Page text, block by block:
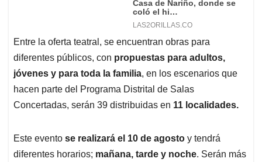
Entre la oferta teatral, se encuentran obras para
diferentes públicos, con propuestas para adultos,
jóvenes y para toda la familia, en los escenarios que
hacen parte del Programa Distrital de Salas
Concertadas, serán 39 distribuidas en 11 localidades.
Este evento se realizará el 10 de agosto y tendrá
diferentes horarios; mañana, tarde y noche. Serán más